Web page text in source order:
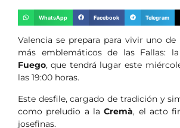
WhatsApp Facebook Telegram
Valencia se prepara para vivir uno de
más emblemáticos de las Fallas:
Fuego, que tendrá lugar este
las 19:00 horas.
Este desfile, cargado de tradición y
como preludio a laCremà, el acto
josefinas.